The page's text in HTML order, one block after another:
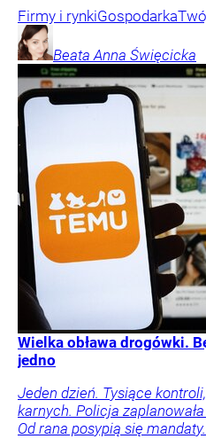
Firmy i rynkiGospodarka
Beata Anna Święcicka
Wielka obława drogówki.
jedno
Jeden dzień. Tysiące
karnych. Policja
Od rana posypią się mandaty.